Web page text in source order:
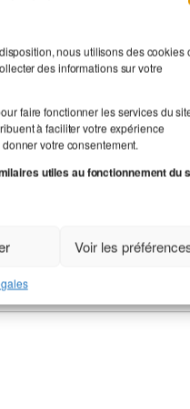
nous utilisons des cookies
des informations sur votre
faire fonctionner les services du
à faciliter votre expérience
votre consentement.
utiles au fonctionnement du
Voir les